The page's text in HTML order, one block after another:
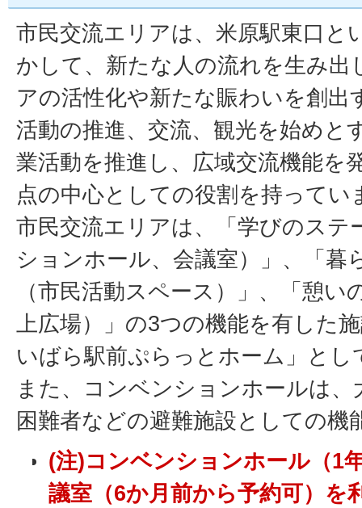
市民交流エリアは、米原駅東口と
かして、新たな人の流れを生み出
アの活性化や新たな賑わいを創出
活動の推進、交流、観光を始めと
業活動を推進し、広域交流機能を
点の中心としての役割を持ってい
市民交流エリアは、「学びのステ
ションホール、会議室）」、「暮
（市民活動スペース）」、「憩
上広場）」の3つの機能を有した
いばら駅前ぷらっとホーム」とし
また、コンベンションホールは、
困難者などの避難施設としての機
(注)コンベンションホール（1
議室（6か月前から予約可）を